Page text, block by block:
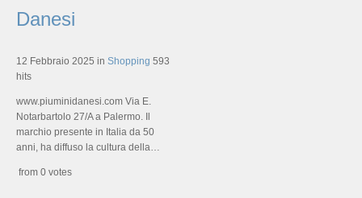
Danesi
12 Febbraio 2025 in Shopping 593
hits
www.piuminidanesi.com Via E.
Notarbartolo 27/A a Palermo. Il
marchio presente in Italia da 50
anni, ha diffuso la cultura della…
from 0 votes